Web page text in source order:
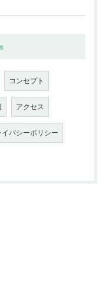
コンセプト
アクセス
イバシーポリシー